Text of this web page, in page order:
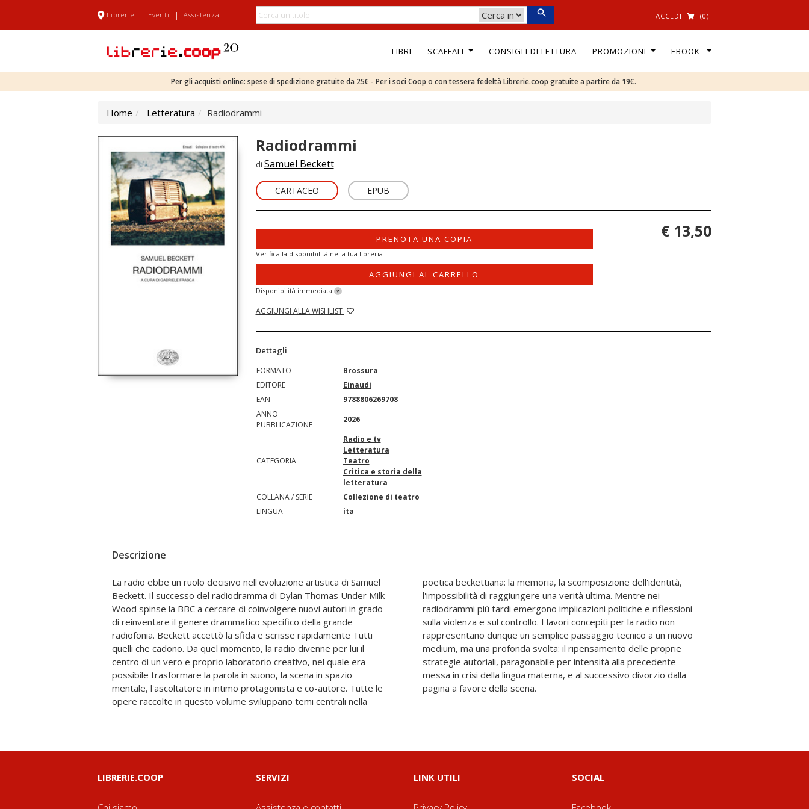
Librerie | Eventi | Assistenza ACCEDI (0)
LIBRI SCAFFALI CONSIGLI DI LETTURA PROMOZIONI EBOOK
Per gli acquisti online: spese di spedizione gratuite da 25€ - Per i soci Coop o con tessera fedeltà Librerie.coop gratuite a partire da 19€.
Home Letteratura Radiodrammi
Radiodrammi
di Samuel Beckett
CARTACEO EPUB
PRENOTA UNA COPIA
Verifica la disponibilità nella tua libreria
AGGIUNGI AL CARRELLO
Disponibilità immediata ?
AGGIUNGI ALLA WISHLIST
€ 13,50
Dettagli
FORMATO
Brossura
EDITORE
Einaudi
EAN
9788806269708
ANNO
PUBBLICAZIONE
2026
CATEGORIA
Radio e tv
Letteratura
Teatro
Critica e storia della
letteratura
COLLANA / SERIE
Collezione di teatro
LINGUA
ita
Descrizione
La radio ebbe un ruolo decisivo nell'evoluzione artistica di Samuel
Beckett. Il successo del radiodramma di Dylan Thomas Under Milk
Wood spinse la BBC a cercare di coinvolgere nuovi autori in grado
di reinventare il genere drammatico specifico della grande
radiofonia. Beckett accettò la sfida e scrisse rapidamente Tutti
quelli che cadono. Da quel momento, la radio divenne per lui il
centro di un vero e proprio laboratorio creativo, nel quale era
possibile trasformare la parola in suono, la scena in spazio
mentale, l'ascoltatore in intimo protagonista e co-autore. Tutte le
opere raccolte in questo volume sviluppano temi centrali nella
poetica beckettiana: la memoria, la scomposizione dell'identità,
l'impossibilità di raggiungere una verità ultima. Mentre nei
radiodrammi piú tardi emergono implicazioni politiche e riflessioni
sulla violenza e sul controllo. I lavori concepiti per la radio non
rappresentano dunque un semplice passaggio tecnico a un nuovo
medium, ma una profonda svolta: il ripensamento delle proprie
strategie autoriali, paragonabile per intensità alla precedente
messa in crisi della lingua materna, e al successivo divorzio dalla
pagina a favore della scena.
LIBRERIE.COOP SERVIZI LINK UTILI SOCIAL